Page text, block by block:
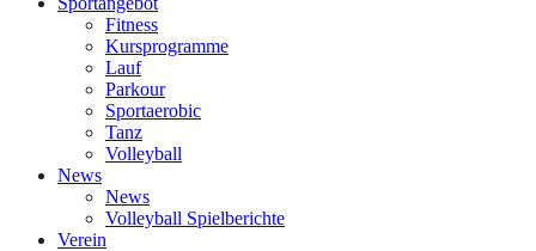
Fitness
Kursprogramme
Lauf
Parkour
Sportaerobic
Tanz
Volleyball
News
News
Volleyball Spielberichte
Verein